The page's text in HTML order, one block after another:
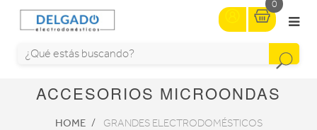
0
ACCESORIOS MICROONDAS
HOME GRANDES ELECTRODOMÉSTICOS